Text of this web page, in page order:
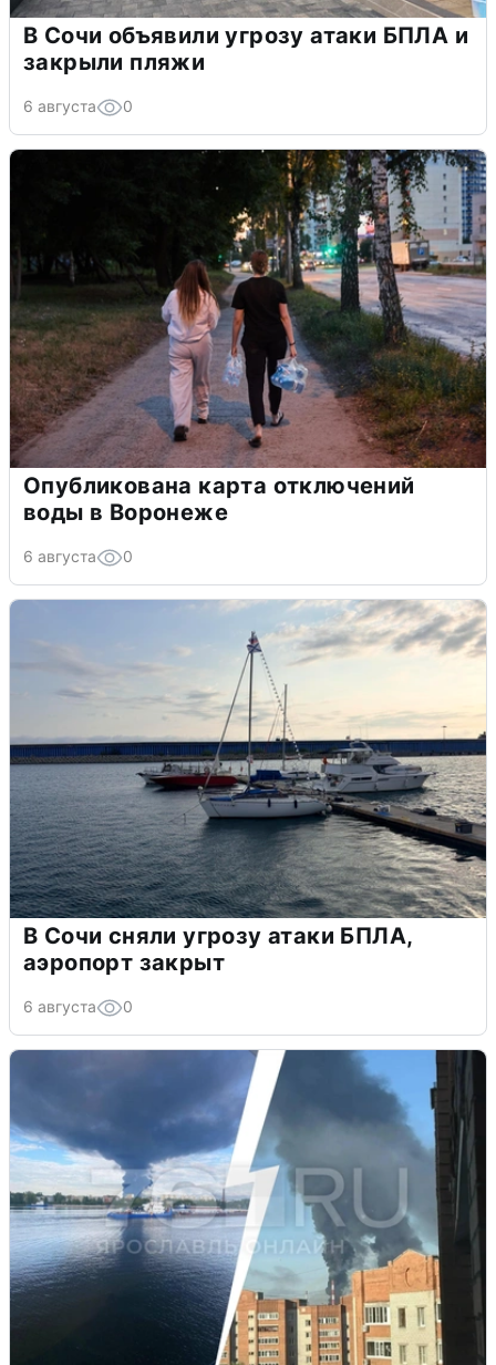
В Сочи объявили угрозу атаки БПЛА и
закрыли пляжи
6 августа 0
Опубликована карта отключений
воды в Воронеже
6 августа 0
В Сочи сняли угрозу атаки БПЛА,
аэропорт закрыт
6 августа 0